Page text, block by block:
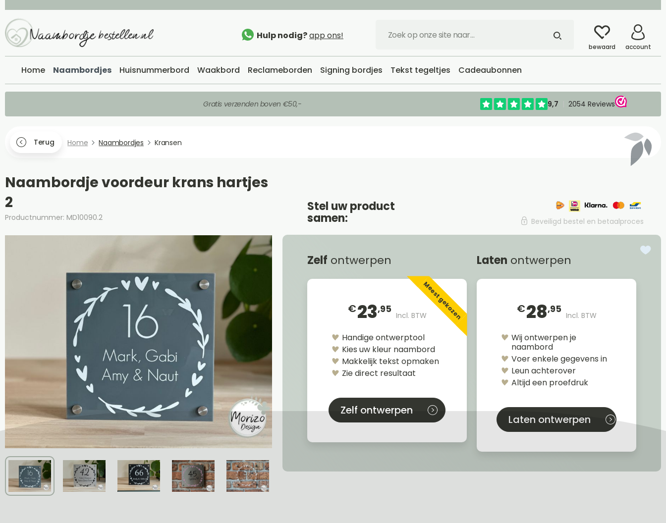
Hulp nodig?app ons!
bewaard account
Home Naambordjes Huisnummerbord Waakbord Reclameborden Signing bordjes Tekst tegeltjes Cadeaubonnen
Gratis verzenden boven €50,-
Terug Home Naambordjes Kransen
Naambordje voordeur krans hartjes
2
Productnummer: MD10090.2
Stel uw product
samen: Beveiligd bestel en betaalproces
Zelf ontwerpen
€23,95
Incl. BTWMeest gekozen
Handige ontwerptool
Kies uw kleur naambord
Makkelijk tekst opmaken
Zie direct resultaat
Zelf ontwerpen
Laten ontwerpen
€28,95
Incl. BTW
Wij ontwerpen je
naambord
Voer enkele gegevens in
Leun achterover
Altijd een proefdruk
Laten ontwerpen